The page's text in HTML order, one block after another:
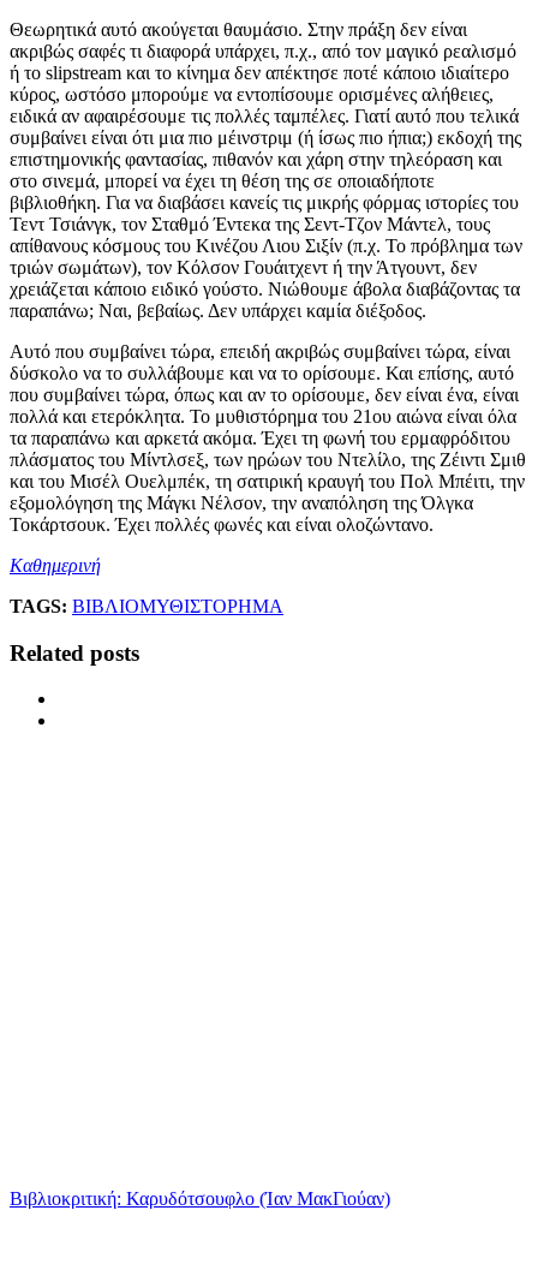
Θεωρητικά αυτό ακούγεται θαυμάσιο. Στην πράξη δεν είναι
ακριβώς σαφές τι διαφορά υπάρχει, π.χ., από τον μαγικό ρεαλισμό
ή το slipstream και το κίνημα δεν απέκτησε ποτέ κάποιο ιδιαίτερο
κύρος, ωστόσο μπορούμε να εντοπίσουμε ορισμένες αλήθειες,
ειδικά αν αφαιρέσουμε τις πολλές ταμπέλες. Γιατί αυτό που τελικά
συμβαίνει είναι ότι μια πιο μέινστριμ (ή ίσως πιο ήπια;) εκδοχή της
επιστημονικής φαντασίας, πιθανόν και χάρη στην τηλεόραση και
στο σινεμά, μπορεί να έχει τη θέση της σε οποιαδήποτε
βιβλιοθήκη. Για να διαβάσει κανείς τις μικρής φόρμας ιστορίες του
Τεντ Τσιάνγκ, τον Σταθμό Έντεκα της Σεντ-Τζον Μάντελ, τους
απίθανους κόσμους του Κινέζου Λιου Σιξίν (π.χ. Το πρόβλημα των
τριών σωμάτων), τον Κόλσον Γουάιτχεντ ή την Άτγουντ, δεν
χρειάζεται κάποιο ειδικό γούστο. Νιώθουμε άβολα διαβάζοντας τα
παραπάνω; Ναι, βεβαίως. Δεν υπάρχει καμία διέξοδος.
Αυτό που συμβαίνει τώρα, επειδή ακριβώς συμβαίνει τώρα, είναι
δύσκολο να το συλλάβουμε και να το ορίσουμε. Και επίσης, αυτό
που συμβαίνει τώρα, όπως και αν το ορίσουμε, δεν είναι ένα, είναι
πολλά και ετερόκλητα. Το μυθιστόρημα του 21ου αιώνα είναι όλα
τα παραπάνω και αρκετά ακόμα. Έχει τη φωνή του ερμαφρόδιτου
πλάσματος του Μίντλσεξ, των ηρώων του Ντελίλο, της Ζέιντι Σμιθ
και του Μισέλ Ουελμπέκ, τη σατιρική κραυγή του Πολ Μπέιτι, την
εξομολόγηση της Μάγκι Νέλσον, την αναπόληση της Όλγκα
Τοκάρτσουκ. Έχει πολλές φωνές και είναι ολοζώντανο.
Καθημερινή
TAGS: ΒΙΒΛΙΟΜΥΘΙΣΤΟΡΗΜΑ
Related posts
Βιβλιοκριτική: Καρυδότσουφλο (Ίαν ΜακΓιούαν)